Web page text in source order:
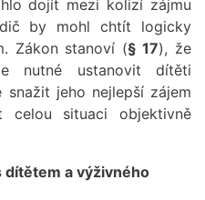
dojít mezi kolizí zájmu
by mohl chtít logicky
Zákon stanoví (§ 17), že
nutné ustanovit dítěti
jeho nejlepší zájem
situaci objektivně
dítětem a výživného